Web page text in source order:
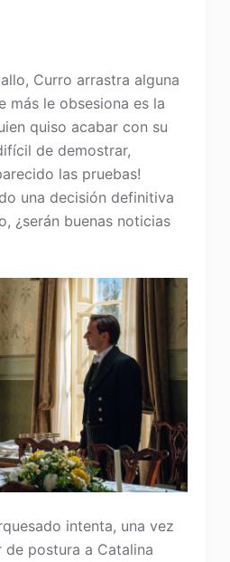
Curro arrastra alguna
más le obsesiona es la
quiso acabar con su
de demostrar,
las pruebas!
una decisión definitiva
¿serán buenas noticias
intenta, una vez
de postura a Catalina